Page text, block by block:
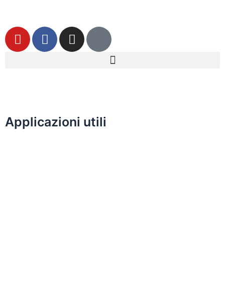
Applicazioni utili